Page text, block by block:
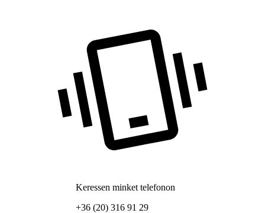
Keressen minket telefonon
+36 (20) 316 91 29